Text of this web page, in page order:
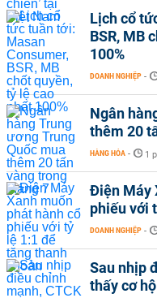
Lịch cổ
BSR, MB
100%
DOANH NGHIỆP -
Ngân
thêm 20
HÀNG HÓA - 1
Điện Máy
phiếu với
DOANH NGHIỆP -
Sau nhịp
thấy cơ